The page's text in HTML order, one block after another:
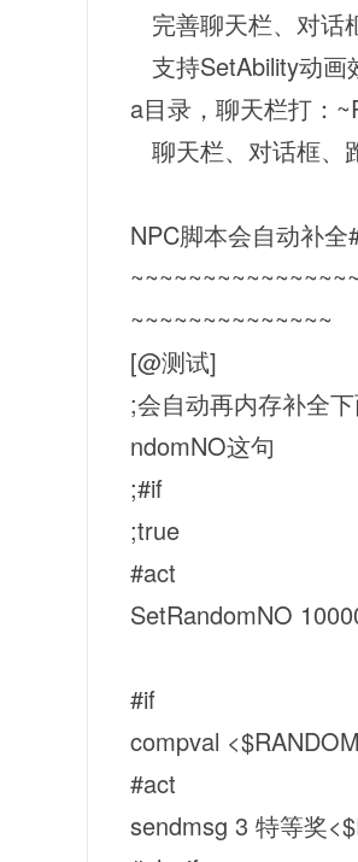
完善聊天栏、对话
支持SetAbility动画
a目录，聊天栏打：
聊天栏、对话框、
NPC脚本会自动补全
~~~~~~~~~~~~~~
[@测试]
;会自动再内存补全
ndomNO这句
;#if
;true
#act
SetRandomNO
#if
compval
#act
sendmsg 3 特等奖